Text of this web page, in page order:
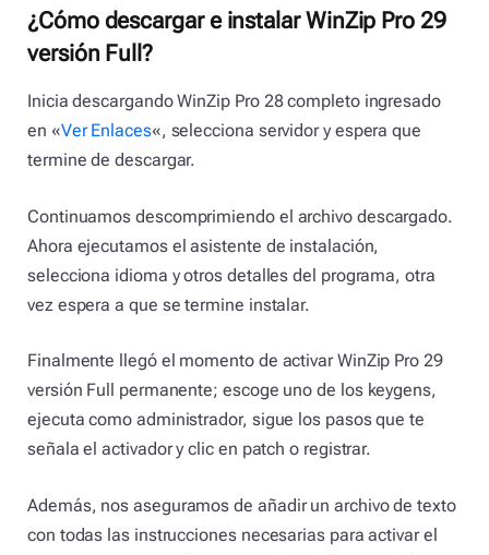
¿Cómo descargar e instalar WinZip Pro 29
versión Full?
Inicia descargando WinZip Pro 28 completo ingresado
en «Ver Enlaces«, selecciona servidor y espera que
termine de descargar.
Continuamos descomprimiendo el archivo descargado.
Ahora ejecutamos el asistente de instalación,
selecciona idioma y otros detalles del programa, otra
vez espera a que se termine instalar.
Finalmente llegó el momento de activar WinZip Pro 29
versión Full permanente; escoge uno de los keygens,
ejecuta como administrador, sigue los pasos que te
señala el activador y clic en patch o registrar.
Además, nos aseguramos de añadir un archivo de texto
con todas las instrucciones necesarias para activar el